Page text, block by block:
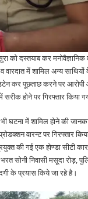
को दस्तयाब कर
वारदात में शामिल अन्य
कर पूछताछ करने पर
होने पर गिरफ्तार किया
घटना में शामिल होने की
वारन्ट पर गिरफ्तार
की गई एक होण्डा सीटी
सोनी निवासी मसूदा रोड़,
के प्रयास किये जा रहे है।